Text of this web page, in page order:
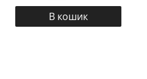
В кошик